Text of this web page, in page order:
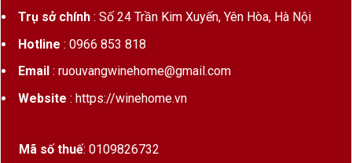
Trụ sở chính: Số 24 Trần Kim Xuyến, Yên Hòa, Hà Nội
Hotline : 0966 853 818
Email : ruouvangwinehome@gmail.com
Website : https://winehome.vn
Mã số thuế: 0109826732